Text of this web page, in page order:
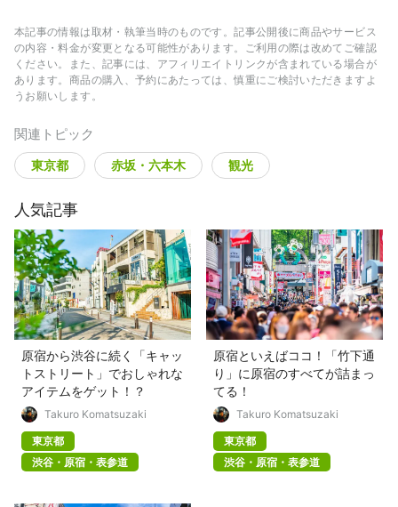
本記事の情報は取材・執筆当時のものです。記事公開後に商品やサービス
の内容・料金が変更となる可能性があります。ご利用の際は改めてご確認
ください。また、記事には、アフィリエイトリンクが含まれている場合が
あります。商品の購入、予約にあたっては、慎重にご検討いただきますよ
うお願いします。
関連トピック
東京都 赤坂・六本木 観光
人気記事
原宿から渋谷に続く「キャッ
トストリート」でおしゃれな
アイテムをゲット！？
Takuro Komatsuzaki
東京都
渋谷・原宿・表参道
原宿といえばココ！「竹下通
り」に原宿のすべてが詰まっ
てる！
Takuro Komatsuzaki
東京都
渋谷・原宿・表参道